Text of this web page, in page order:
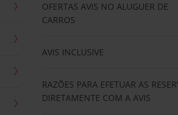
OFERTAS AVIS NO ALUGUER DE
CARROS
AVIS INCLUSIVE
RAZÕES PARA EFETUAR AS
DIRETAMENTE COM A AVIS